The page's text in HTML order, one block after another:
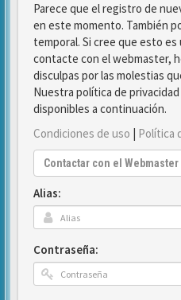
Parece que el registro de
en este momento. También
temporal. Si cree que esto
contacte con el webmaster,
disculpas por las molestias
Nuestra política de
disponibles a continuación.
Condiciones de uso | Política
Contactar con el Webmaster
Alias:
Contraseña: